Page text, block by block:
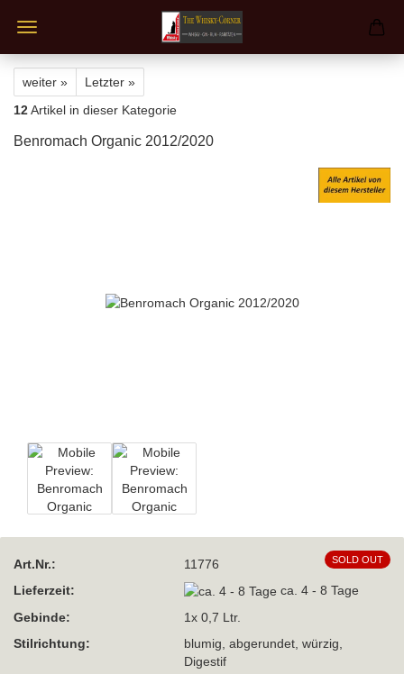
weiter »
Letzter »
12Artikel in dieser Kategorie
Benromach Organic 2012/2020
SOLD OUT
Art.Nr.:
11776
Lieferzeit:
ca. 4 - 8 Tage
Gebinde:
1x 0,7 Ltr.
Stilrichtung:
blumig, abgerundet, würzig,
Digestif